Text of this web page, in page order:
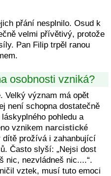
přání nesplnilo. Osud k
velmi přívětivý, protože
Pan Filip trpěl ranou
osobnosti vzniká?
Velký význam má opět
není schopna dostatečně
pohledu a
vznikem narcistické
dítě prožívá i zahanbující
Často slyší: „Nejsi dost
nic, nezvládneš nic....“.
vztek, musí tuto emoci